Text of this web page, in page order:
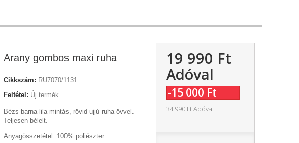
Arany gombos maxi ruha
Cikkszám: RU7070/1131
Feltétel: Új termék
Bézs barna-lila mintás, rövid ujjú ruha övvel.
Teljesen bélelt.
Anyagösszetétel: 100% poliészter
19 990 Ft‎
Adóval
-15 000 Ft‎
34 990 Ft‎Adóval